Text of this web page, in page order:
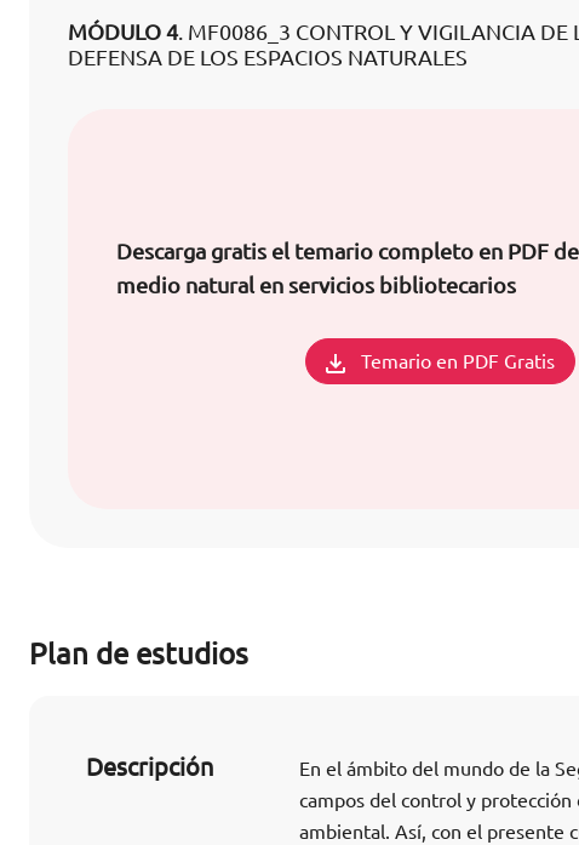
MÓDULO 4. MF0086_3 CONTROL Y VIGILANCIA
DEFENSA DE LOS ESPACIOS NATURALES
Descarga gratis el temario completo en PDF
medio natural en servicios bibliotecarios
Temario en PDF Gratis
Plan de estudios
Descripción
En el ámbito del mundo de la
campos del control y
ambiental. Así, con el presente